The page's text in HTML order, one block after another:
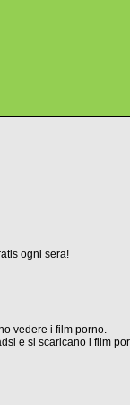
ogni sera!
vedere i film porno.
e si scaricano i film